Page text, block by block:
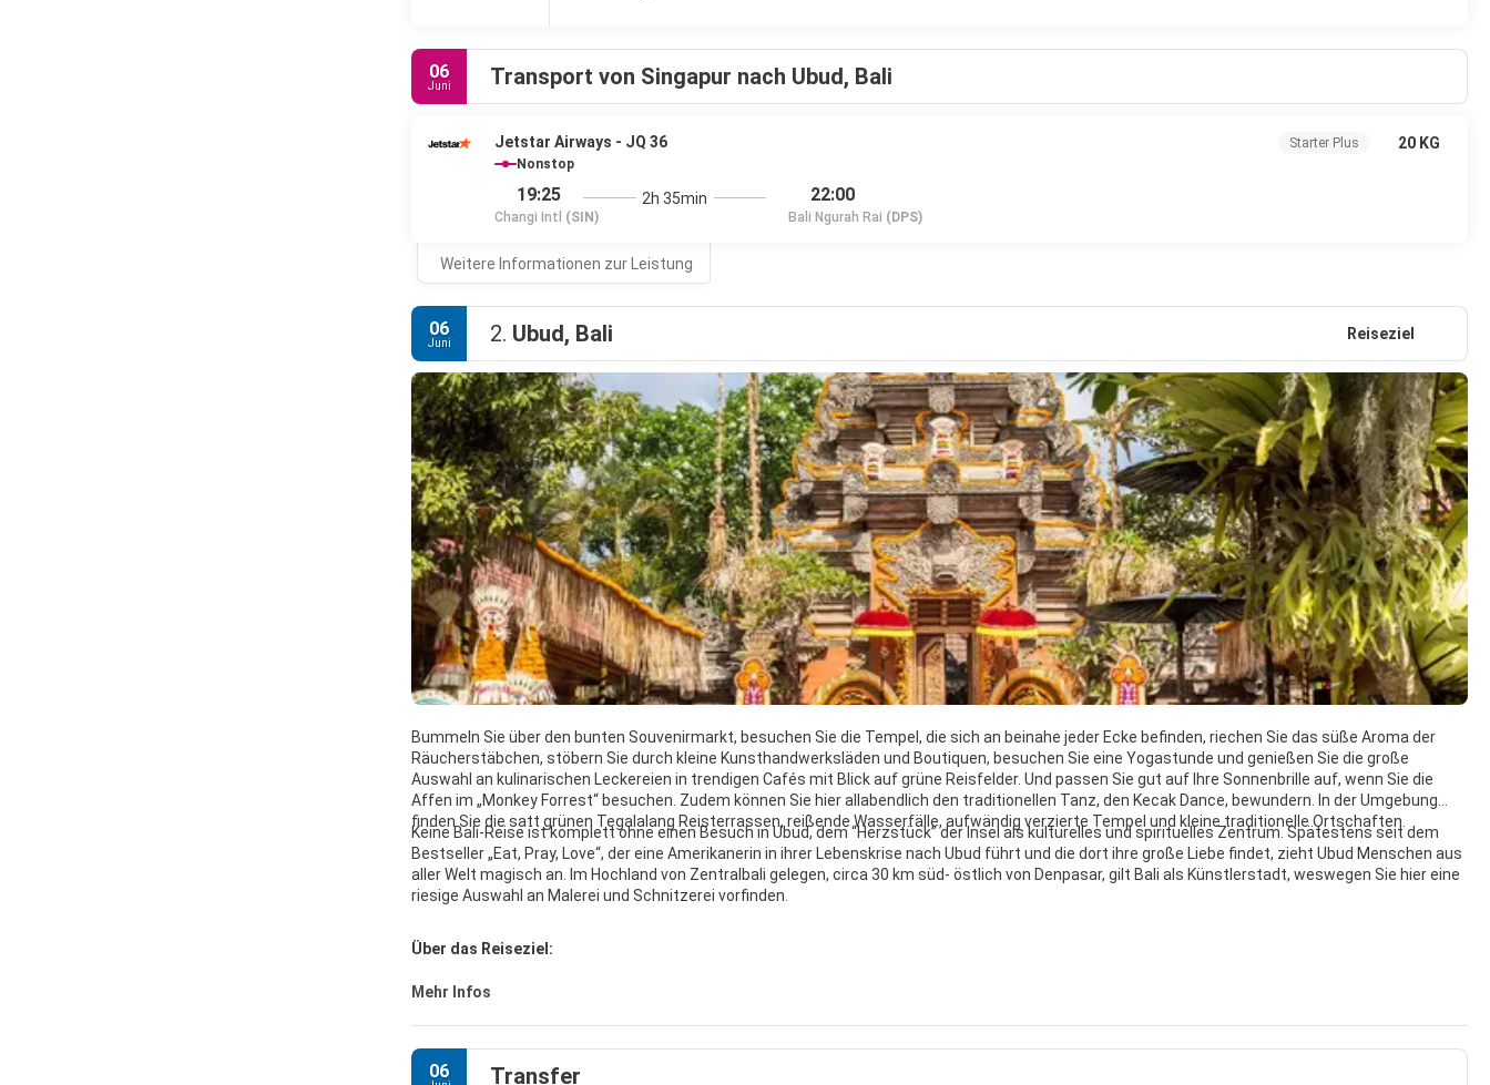
06
Juni Transport von Singapur nach Ubud, Bali
Jetstar Airways - JQ 36
Nonstop
19:25
Changi Intl (SIN)
2h 35min 22:00
Bali Ngurah Rai (DPS)
Starter Plus 20 KG
Weitere Informationen zur Leistung
06
Juni 2. Ubud, Bali Reiseziel
Über das Reiseziel:
Keine Bali-Reise ist komplett ohne einen Besuch in Ubud, dem “Herzstück” der Insel als kulturelles und spirituelles Zentrum. Spätestens seit dem
Bestseller „Eat, Pray, Love“, der eine Amerikanerin in ihrer Lebenskrise nach Ubud führt und die dort ihre große Liebe findet, zieht Ubud Menschen aus
aller Welt magisch an. Im Hochland von Zentralbali gelegen, circa 30 km süd- östlich von Denpasar, gilt Bali als Künstlerstadt, weswegen Sie hier eine
riesige Auswahl an Malerei und Schnitzerei vorfinden.
Bummeln Sie über den bunten Souvenirmarkt, besuchen Sie die Tempel, die sich an beinahe jeder Ecke befinden, riechen Sie das süße Aroma der
Räucherstäbchen, stöbern Sie durch kleine Kunsthandwerksläden und Boutiquen, besuchen Sie eine Yogastunde und genießen Sie die große
Auswahl an kulinarischen Leckereien in trendigen Cafés mit Blick auf grüne Reisfelder. Und passen Sie gut auf Ihre Sonnenbrille auf, wenn Sie die
Affen im „Monkey Forrest“ besuchen. Zudem können Sie hier allabendlich den traditionellen Tanz, den Kecak Dance, bewundern. In der Umgebung
finden Sie die satt grünen Tegalalang Reisterrassen, reißende Wasserfälle, aufwändig verzierte Tempel und kleine traditionelle Ortschaften.
Mehr Infos
06 Transfer